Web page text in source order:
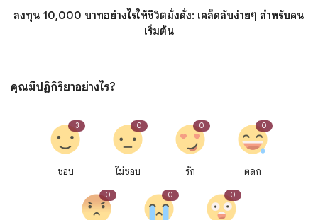
ลงทุน 10,000 บาทอย่างไรให้ชีวิตมั่งคั่ง: เคล็ดลับง่ายๆ สำหรับคน
เริ่มต้น
คุณมีปฏิกิริยาอย่างไร?
ชอบ
3
ไม่ชอบ
0
รัก
0
ตลก
0
0 0 0